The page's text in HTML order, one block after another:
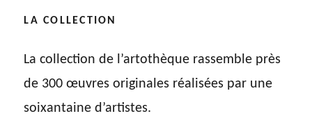
LA COLLECTION
La collection de l’artothèque rassemble près
de 300 œuvres originales réalisées par une
soixantaine d’artistes.